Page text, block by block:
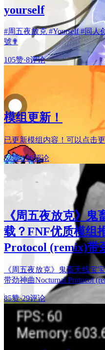
yourself
#周五夜放克 #Yourself #同
號✟
105赞·8评论
模组更新！
已更新模组内容！可以点击
52赞·106评论
《周五夜放克》
载？FNF优质模组
Protocol (remix)带
《周五夜放克》鬼畜天线宝
带劲神曲Nocturnal Protocol
85赞·29评论